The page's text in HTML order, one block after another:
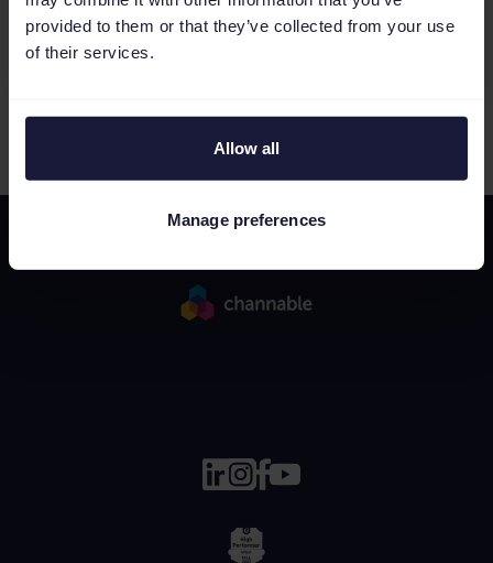
provided to them or that they’ve collected from your use
of their services.
Allow all
Manage preferences
będziesz sprawnie poruszać się po nowym
interfejsie, skutecznie z...
1